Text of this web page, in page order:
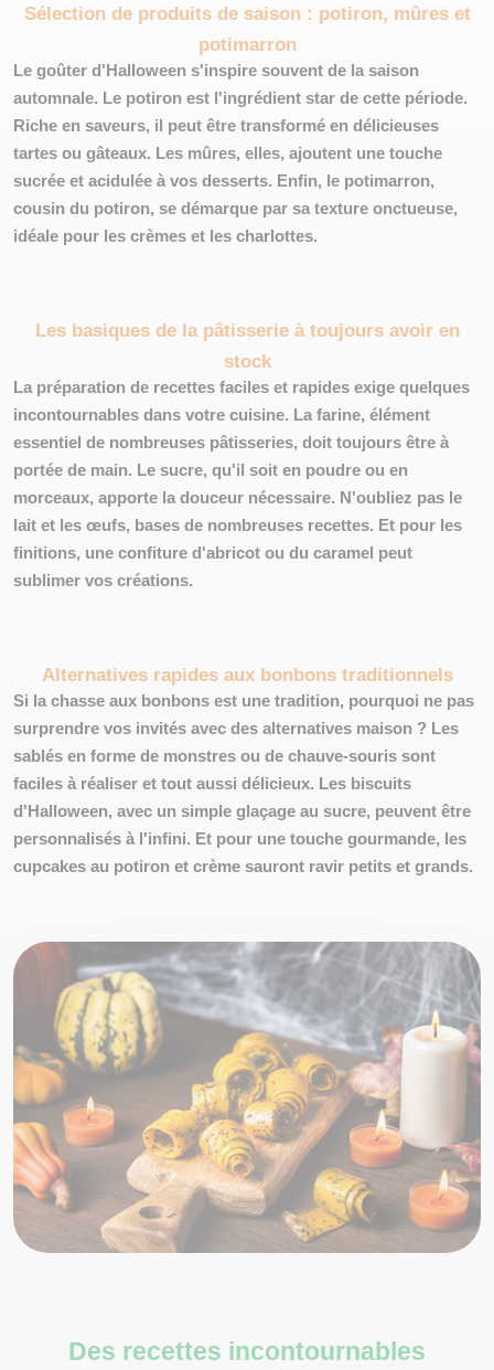
Sélection de produits de saison : potiron, mûres et
potimarron
Le goûter d'Halloween s'inspire souvent de la saison
automnale. Le potiron est l'ingrédient star de cette période.
Riche en saveurs, il peut être transformé en délicieuses
tartes ou gâteaux. Les mûres, elles, ajoutent une touche
sucrée et acidulée à vos desserts. Enfin, le potimarron,
cousin du potiron, se démarque par sa texture onctueuse,
idéale pour les crèmes et les charlottes.
Les basiques de la pâtisserie à toujours avoir en
stock
La préparation de recettes faciles et rapides exige quelques
incontournables dans votre cuisine. La farine, élément
essentiel de nombreuses pâtisseries, doit toujours être à
portée de main. Le sucre, qu'il soit en poudre ou en
morceaux, apporte la douceur nécessaire. N'oubliez pas le
lait et les œufs, bases de nombreuses recettes. Et pour les
finitions, une confiture d'abricot ou du caramel peut
sublimer vos créations.
Alternatives rapides aux bonbons traditionnels
Si la chasse aux bonbons est une tradition, pourquoi ne pas
surprendre vos invités avec des alternatives maison ? Les
sablés en forme de monstres ou de chauve-souris sont
faciles à réaliser et tout aussi délicieux. Les biscuits
d'Halloween, avec un simple glaçage au sucre, peuvent être
personnalisés à l'infini. Et pour une touche gourmande, les
cupcakes au potiron et crème sauront ravir petits et grands.
Des recettes incontournables